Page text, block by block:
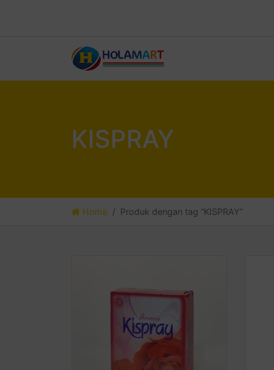
KISPRAY
Home Produk dengan tag “KISPRAY”